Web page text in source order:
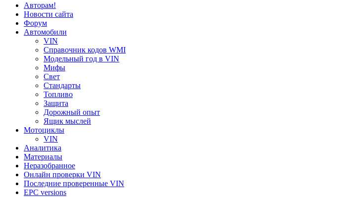
Авторам!
Новости сайта
Форум
Автомобили
VIN
Справочник кодов WMI
Модельный год в VIN
Мифы
Свет
Стандарты
Топливо
Защита
Дорожный опыт
Ящик мыслей
Мотоциклы
VIN
Аналитика
Материалы
Неразобранное
Онлайн проверки VIN
Последние проверенные VIN
EPC versions